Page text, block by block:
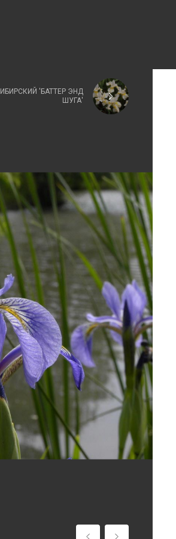
'БАТТЕР ЭНД
ШУГА'